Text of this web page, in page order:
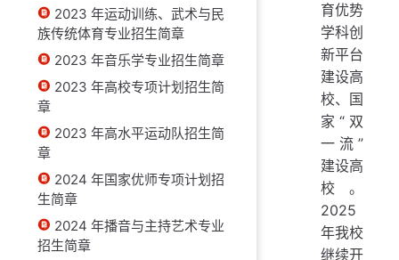
2023 年运动训练、武术与民
族传统体育专业招生简章
2023 年音乐学专业招生简章
2023 年高校专项计划招生简
章
2023 年高水平运动队招生简
章
2024 年国家优师专项计划招
生简章
2024 年播音与主持艺术专业
招生简章
育优势
学科创
新平台
建设高
校、国
家“双
一流”
建设高
校。
2025
年我校
继续开